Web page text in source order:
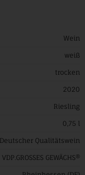
Wein
weiß
trocken
2020
Riesling
0,75 l
Deutscher Qualitätswein
VDP.GROSSES GEWÄCHS®